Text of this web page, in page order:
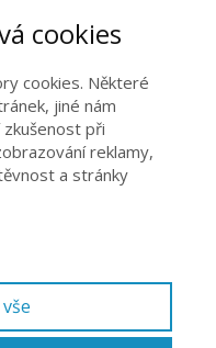
cookies
cookies. Některé
jiné nám
při
reklamy,
a stránky